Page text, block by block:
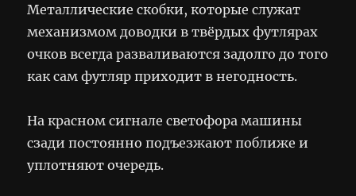
Металлические скобки, которые служат
механизмом доводки в твёрдых футлярах
очков всегда разваливаются задолго до того
как сам футляр приходит в негодность.
На красном сигнале светофора машины
сзади постоянно подъезжают поближе и
уплотняют очередь.